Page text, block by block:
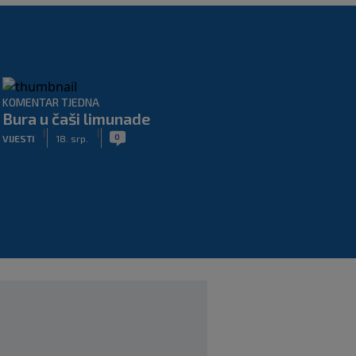
KOMENTAR TJEDNA
Bura u čaši limunade
VIJESTI
|
18. srp.
| 0